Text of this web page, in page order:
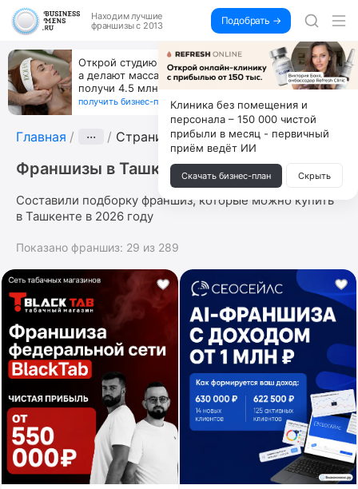
Находим лучшие
франшизы с 2013
Подобрать →
Открой студию, где не колют и не режут,
а делают массаж лица руками и в первый же год
получи 4.5 млн
получить бизнес-план ↓
Главная ··· Страница 2
Франшизы в Ташкенте
Составили подборку франшиз, которые можно купить
в Ташкенте в 2026 году
Показано франшиз: 29 из 289
Клиника без помещения и
персонала – 150 000 чистой
прибыли в месяц - первичный
приём ведёт ИИ
Скачать бизнес-план Скрыть